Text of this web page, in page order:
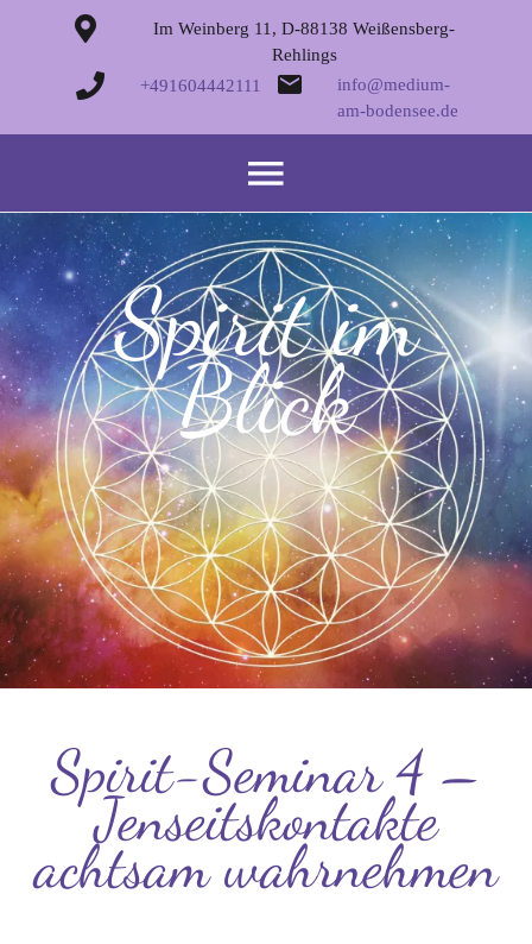
Im Weinberg 11, D-88138 Weißensberg-
Rehlings
+491604442111
info@medium-
am-bodensee.de
Spirit im
Blick
Spirit-Seminar 4 –
Jenseitskontakte
achtsam wahrnehmen